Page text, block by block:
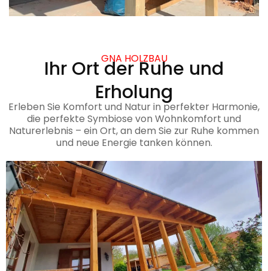
GNA HOLZBAU
Ihr Ort der Ruhe und
Erholung
Erleben Sie Komfort und Natur in perfekter Harmonie,
die perfekte Symbiose von Wohnkomfort und
Naturerlebnis – ein Ort, an dem Sie zur Ruhe kommen
und neue Energie tanken können.